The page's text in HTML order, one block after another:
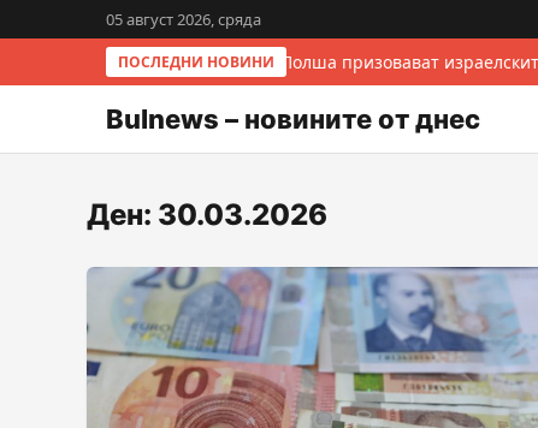
05 август 2026, сряда
ПОСЛЕДНИ НОВИНИ
Италия и Полша призовават
Bulnews – новините от днес
Ден: 30.03.2026